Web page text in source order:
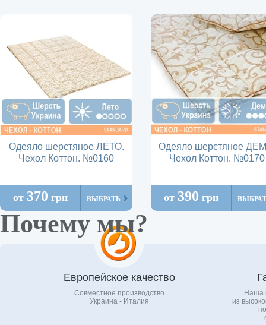
Одеяло шерстяное ЛЕТО.
Чехол Коттон. №0160
от 370 грн ВЫБРАТЬ
Одеяло шерстяное
Чехол Коттон. №0170
от 390 грн
Почему мы?
Европейское качество
Совместное производство
Украина - Италия
Наша
из